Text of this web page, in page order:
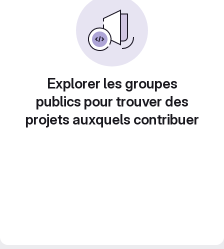
Explorer les groupes
publics pour trouver des
projets auxquels contribuer